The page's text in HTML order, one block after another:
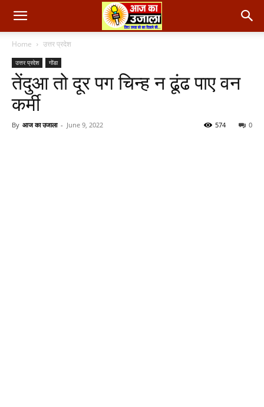
Home उत्तर प्रदेश
उत्तर प्रदेश गोंडा
तेंदुआ तो दूर पग चिन्ह न ढूंढ पाए वन
कर्मी
By आज का उजाला - June 9, 2022 0
574